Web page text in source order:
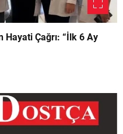
Çağrı: “İlk 6 Ay